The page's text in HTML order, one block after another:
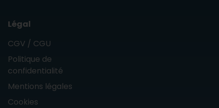
Légal
CGV / CGU
Politique de
confidentialité
Mentions légales
Cookies